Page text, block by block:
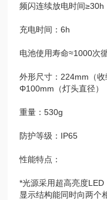
频闪连续放电时间≥30h
充电时间：6h
电池使用寿命≈1000次
外形尺寸：224mm（收
Φ100mm（灯头直径）
重量：530g
防护等级：IP65
性能特点：
*光源采用超高亮度
显示结构能同时向两个